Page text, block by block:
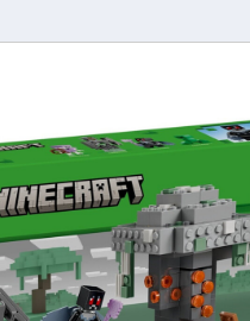
slideshow Items